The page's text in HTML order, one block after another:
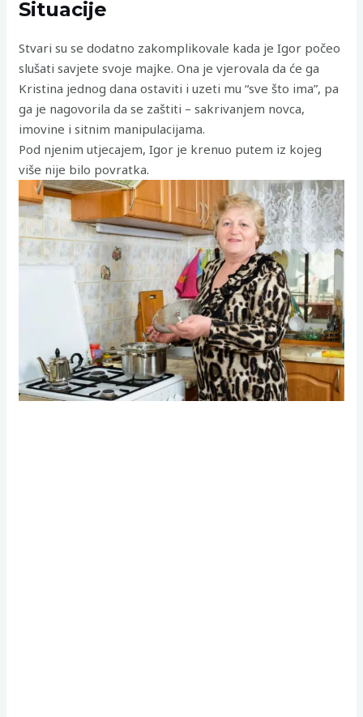
Situacije
Stvari su se dodatno zakomplikovale kada je Igor počeo
slušati savjete svoje majke. Ona je vjerovala da će ga
Kristina jednog dana ostaviti i uzeti mu “sve što ima”, pa
ga je nagovorila da se zaštiti – sakrivanjem novca,
imovine i sitnim manipulacijama.
Pod njenim utjecajem, Igor je krenuo putem iz kojeg
više nije bilo povratka.